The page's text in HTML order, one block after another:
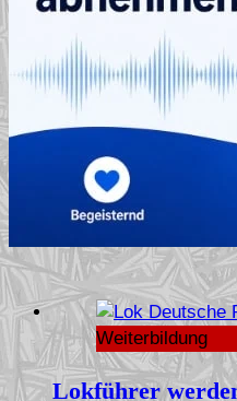
Weiterbildung
Lokführer